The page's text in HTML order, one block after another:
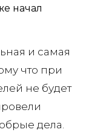
начал
и самая
что при
не будет
дела.